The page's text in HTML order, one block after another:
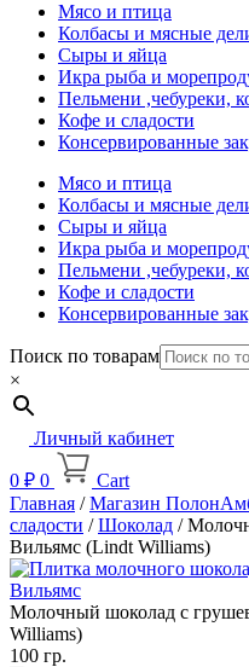
Мясо и птица
Колбасы и мясные
Сыры и яйца
Икра рыба и
Пельмени ,чебуреки,
Кофе и сладости
Консервированные
Мясо и птица
Колбасы и мясные
Сыры и яйца
Икра рыба и
Пельмени ,чебуреки,
Кофе и сладости
Консервированные
Поиск по товарам
×
Личный кабинет
0 ₽ 0
Cart
Главная /Магазин
сладости /Шоколад /
Вильямс (Lindt Williams)
Молочный шоколад с
Williams)
100 гр.